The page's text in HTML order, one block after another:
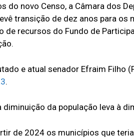
do novo Censo, a Câmara dos
transição de dez anos para
de recursos do Fundo de
e atual senador Efraim Filho
.
diminuição da população leva à
de 2024 os municípios que